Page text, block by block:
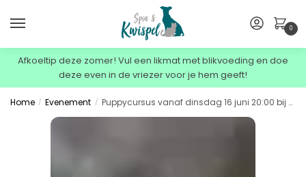
0
Afkoeltip deze zomer! Vul een likmat met blikvoeding en doe
deze even in de vriezer voor je hem geeft!
Home / Evenement / Puppycursus vanaf dinsdag 16 juni 20:00 bij Fieneke